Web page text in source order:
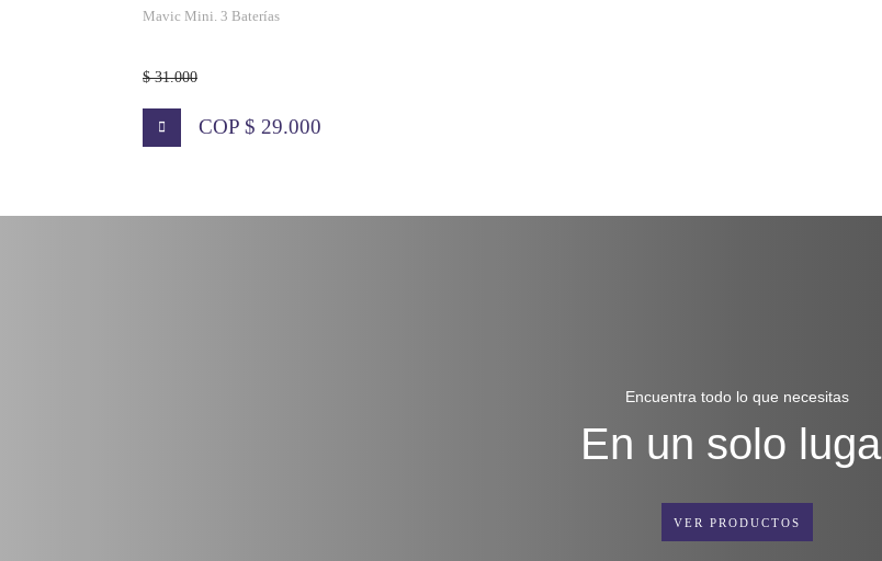
Mavic Mini. 3 Baterías
$ 31.000
COP $ 29.000
Encuentra todo lo que necesitas
En un solo
VER PRODUCTOS